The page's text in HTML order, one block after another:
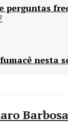
perguntas
nesta
Barbosa